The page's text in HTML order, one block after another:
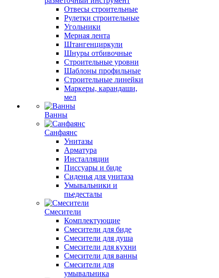
Отвесы строительные
Рулетки строительные
Угольники
Мерная лента
Штангенциркули
Шнуры отбивочные
Строительные уровни
Шаблоны профильные
Строительные линейки
Маркеры, карандаши,
мел
Ванны
Санфаянс
Унитазы
Арматура
Инсталляции
Писсуары и биде
Сиденья для унитаза
Умывальники и
пьедесталы
Смесители
Комплектующие
Смесители для биде
Смесители для душа
Смесители для кухни
Смесители для ванны
Смесители для
умывальника